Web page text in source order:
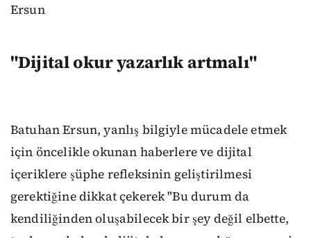
Ersun
"Dijital okur yazarlık artmalı"
Batuhan Ersun, yanlış bilgiyle mücadele etmek
için öncelikle okunan haberlere ve dijital
içeriklere şüphe refleksinin geliştirilmesi
gerektiğine dikkat çekerek "Bu durum da
kendiliğinden oluşabilecek bir şey değil elbette,